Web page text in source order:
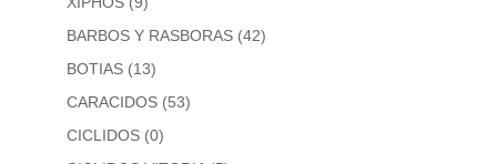
BARBOS Y RASBORAS (42)
BOTIAS (13)
CARACIDOS (53)
CICLIDOS (0)